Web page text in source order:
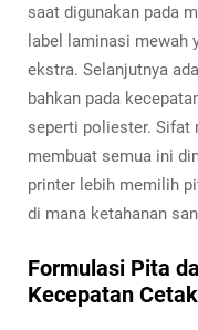
saat digunakan pada
label laminasi mewah
ekstra. Selanjutnya
bahkan pada
seperti poliester. Sifat
membuat semua ini
printer lebih memilih
di mana ketahanan
Formulasi Pita
Kecepatan